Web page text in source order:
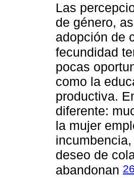
Las
de género,
adopción de
fecundidad
pocas
como la
productiva.
diferente:
la mujer
deseo de
abandonan 26